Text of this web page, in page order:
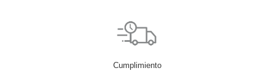
Cumplimiento